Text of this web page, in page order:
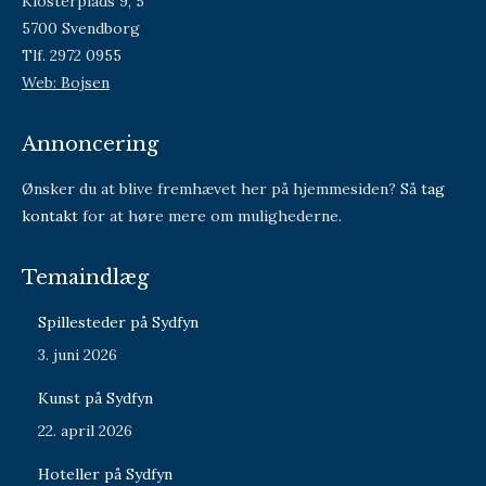
5700 Svendborg
Tlf. 2972 0955
Web: Bojsen
Annoncering
Ønsker du at blive fremhævet her på hjemmesiden? Så tag
kontakt for at høre mere om mulighederne.
Temaindlæg
Spillesteder på Sydfyn
3. juni 2026
Kunst på Sydfyn
22. april 2026
Hoteller på Sydfyn